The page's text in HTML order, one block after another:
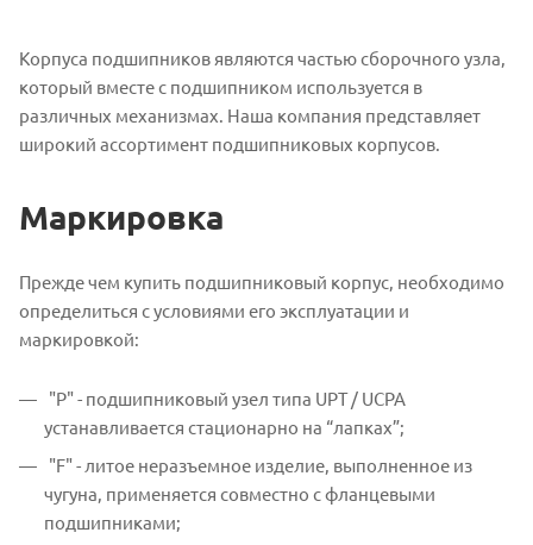
Корпуса подшипников являются частью сборочного узла,
который вместе с подшипником используется в
различных механизмах. Наша компания представляет
широкий ассортимент подшипниковых корпусов.
Маркировка
Прежде чем купить подшипниковый корпус, необходимо
определиться с условиями его эксплуатации и
маркировкой:
"Р" - подшипниковый узел типа UPT / UCPA
устанавливается стационарно на “лапках”;
"F" - литое неразъемное изделие, выполненное из
чугуна, применяется совместно с фланцевыми
подшипниками;